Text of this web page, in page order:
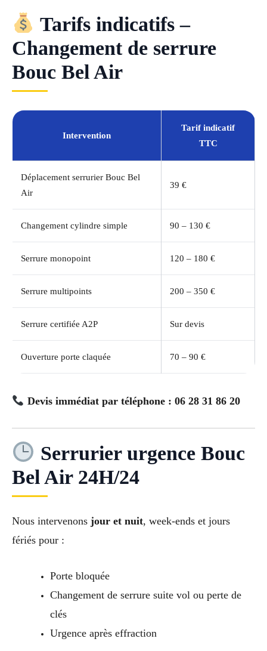
Tarifs indicatifs –
Changement de serrure
Bouc Bel Air
Intervention
Tarif indicatif
TTC
Déplacement serrurier Bouc Bel
Air
39 €
Changement cylindre simple 90 – 130 €
Serrure monopoint 120 – 180 €
Serrure multipoints 200 – 350 €
Serrure certifiée A2P Sur devis
Ouverture porte claquée 70 – 90 €
Devis immédiat par téléphone : 06 28 31 86 20
Serrurier urgence Bouc
Bel Air 24H/24
Nous intervenons jour et nuit, week-ends et jours
fériés pour :
Porte bloquée
Changement de serrure suite vol ou perte de
clés
Urgence après effraction